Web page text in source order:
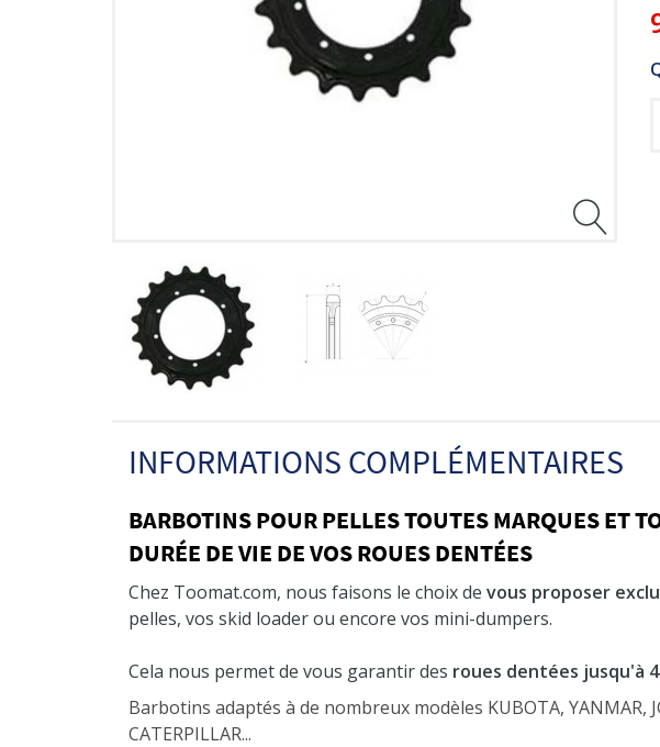
INFORMATIONS COMPLÉMENTAIRES
BARBOTINS POUR PELLES TOUTES MARQUES ET
DURÉE DE VIE DE VOS ROUES DENTÉES
Chez Toomat.com, nous faisons le choix de vous proposer
pelles, vos skid loader ou encore vos mini-dumpers.
Cela nous permet de vous garantir des roues dentées jusqu'à
Barbotins adaptés à de nombreux modèles KUBOTA, YANMAR,
CATERPILLAR...